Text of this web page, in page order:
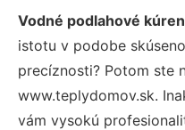
Vodné podlahové
istotu v podobe
precíznosti? Potom ste
www.teplydomov.sk.
vám vysokú